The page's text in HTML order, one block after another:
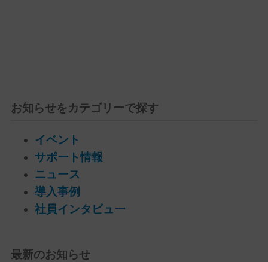
お知らせをカテゴリーで探す
イベント
サポート情報
ニュース
導入事例
社員インタビュー
最新のお知らせ